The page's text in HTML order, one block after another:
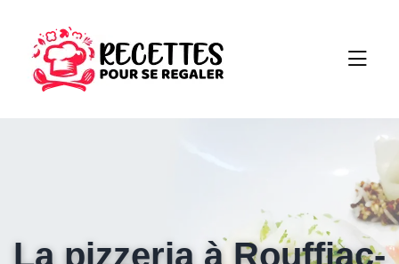
La pizzeria à Rouffiac-